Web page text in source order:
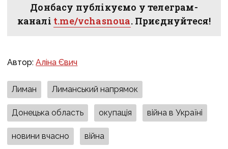
Донбасу публікуємо у телеграм-
каналі t.me/vchasnoua. Приєднуйтеся!
Автор:Аліна Євич
Лиман Лиманський напрямок
Донецька область окупація війна в Україні
новини вчасно війна